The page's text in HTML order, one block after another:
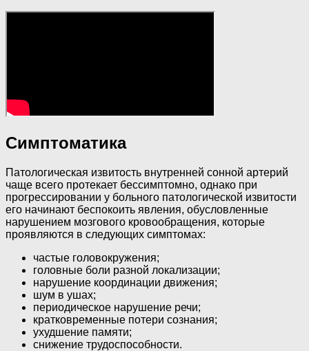
Симптоматика
Патологическая извитость внутренней сонной артерий
чаще всего протекает бессимптомно, однако при
прогрессировании у больного патологической извитости
его начинают беспокоить явления, обусловленные
нарушением мозгового кровообращения, которые
проявляются в следующих симптомах:
частые головокружения;
головные боли разной локализации;
нарушение координации движения;
шум в ушах;
периодическое нарушение речи;
кратковременные потери сознания;
ухудшение памяти;
снижение трудоспособности.